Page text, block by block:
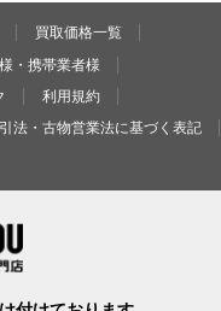
買取価格一覧
・携帯業者様
利用規約
法・古物営業法に基づく表記